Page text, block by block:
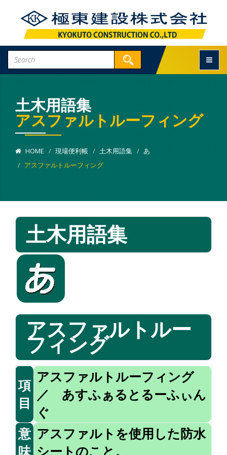
土木用語集
アスファルトルーフィング
HOME 現場便利帳 土木用語集
あ
アスファルトルーフィング
土木用語集
アスファルトルー
フィング
項
目
アスファルトルーフィング
／ あすふぁるとるーふぃん
ぐ
意
味
アスファルトを使用した防水
シートのこと。